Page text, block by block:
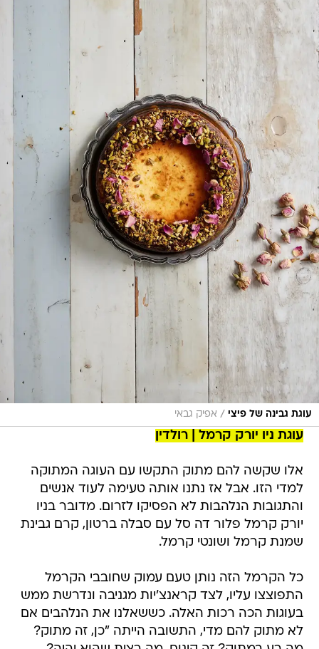
עוגת גבינה של פיצי / אפיק גבאי
עוגת ניו יורק קרמל | רולדין
אלו שקשה להם מתוק התקשו עם העוגה המתוקה
למדי הזו. אבל אז נתנו אותה טעימה לעוד אנשים
והתגובות הנלהבות לא הפסיקו לזרום. מדובר בניו
יורק קרמל פלור דה סל עם סבלה ברטון, קרם גבינת
שמנת קרמל ושונטי קרמל.
כל הקרמל הזה נותן טעם עמוק שחובבי הקרמל
התפוצצו עליו, לצד קראנצ'יות מגניבה ונדרשת ממש
בעוגות הכה רכות האלה. כששאלנו את הנלהבים אם
לא מתוק להם מדי, התשובה הייתה "כן, זה מתוק?